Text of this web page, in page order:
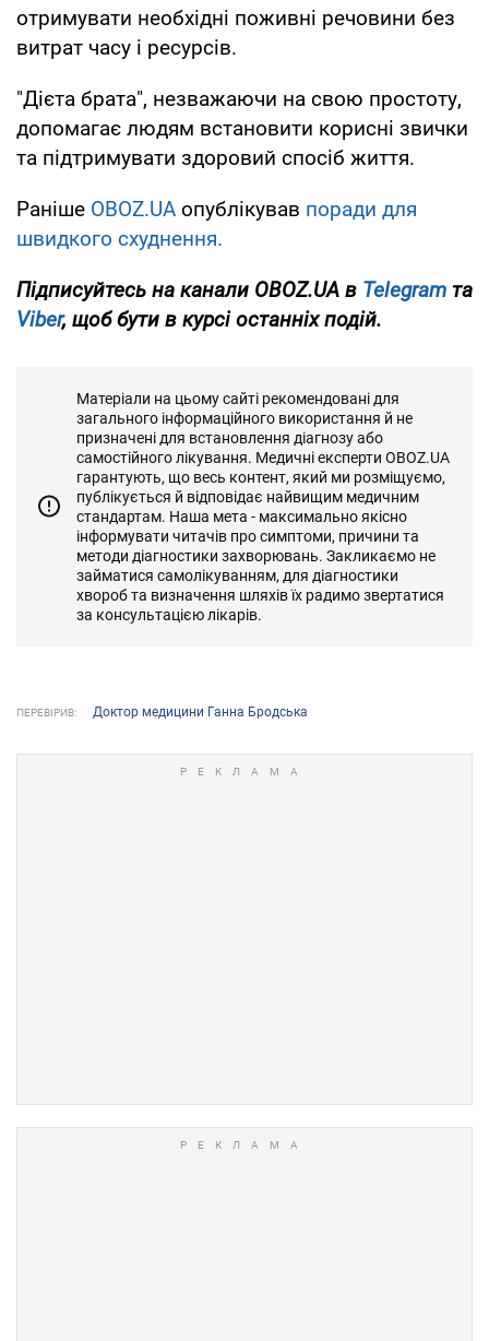
отримувати необхідні поживні речовини без
витрат часу і ресурсів.
"Дієта брата", незважаючи на свою простоту,
допомагає людям встановити корисні звички
та підтримувати здоровий спосіб життя.
Раніше OBOZ.UA опублікував поради для
швидкого схуднення.
Підписуйтесь на канали OBOZ.UA в Telegram та
Viber, щоб бути в курсі останніх подій.
Матеріали на цьому сайті рекомендовані для
загального інформаційного використання й не
призначені для встановлення діагнозу або
самостійного лікування. Медичні експерти OBOZ.UA
гарантують, що весь контент, який ми розміщуємо,
публікується й відповідає найвищим медичним
стандартам. Наша мета - максимально якісно
інформувати читачів про симптоми, причини та
методи діагностики захворювань. Закликаємо не
займатися самолікуванням, для діагностики
хвороб та визначення шляхів їх радимо звертатися
за консультацією лікарів.
ПЕРЕВІРИВ: Доктор медицини Ганна Бродська